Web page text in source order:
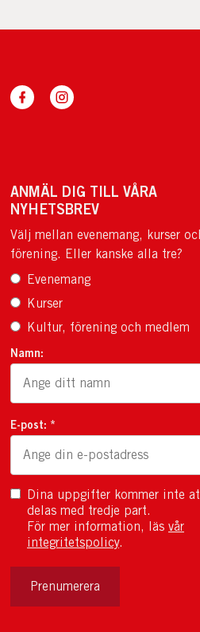
ANMÄL DIG TILL VÅRA
NYHETSBREV
Välj mellan evenemang, kurser
förening. Eller kanske alla tre?
Evenemang
Kurser
Kultur, förening och medlem
Namn:
E-post: *
Dina uppgifter kommer inte
delas med tredje part.
För mer information, läs vår
integritetspolicy.
Prenumerera